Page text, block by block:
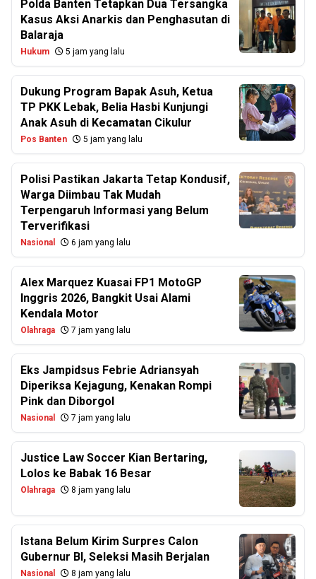
Polda Banten Tetapkan Dua Tersangka
Kasus Aksi Anarkis dan Penghasutan di
Balaraja
Hukum 5 jam yang lalu
Dukung Program Bapak Asuh, Ketua
TP PKK Lebak, Belia Hasbi Kunjungi
Anak Asuh di Kecamatan Cikulur
Pos Banten 5 jam yang lalu
Polisi Pastikan Jakarta Tetap Kondusif,
Warga Diimbau Tak Mudah
Terpengaruh Informasi yang Belum
Terverifikasi
Nasional 6 jam yang lalu
Alex Marquez Kuasai FP1 MotoGP
Inggris 2026, Bangkit Usai Alami
Kendala Motor
Olahraga 7 jam yang lalu
Eks Jampidsus Febrie Adriansyah
Diperiksa Kejagung, Kenakan Rompi
Pink dan Diborgol
Nasional 7 jam yang lalu
Justice Law Soccer Kian Bertaring,
Lolos ke Babak 16 Besar
Olahraga 8 jam yang lalu
Istana Belum Kirim Surpres Calon
Gubernur BI, Seleksi Masih Berjalan
Nasional 8 jam yang lalu